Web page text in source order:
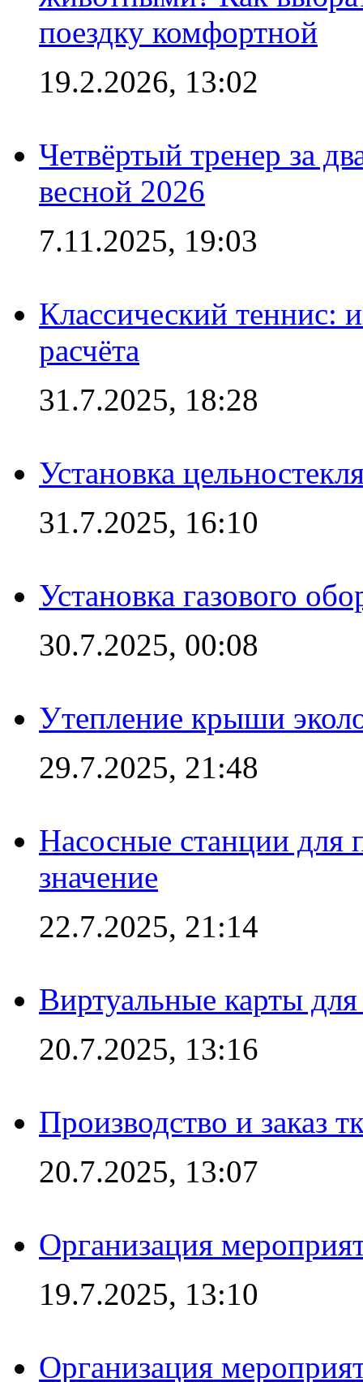
поездку комфортной
19.2.2026, 13:02
Четвёртый тренер за
весной 2026
7.11.2025, 19:03
Классический теннис:
расчёта
31.7.2025, 18:28
Установка
31.7.2025, 16:10
Установка газового
30.7.2025, 00:08
Утепление крыши
29.7.2025, 21:48
Насосные станции для
значение
22.7.2025, 21:14
Виртуальные карты
20.7.2025, 13:16
Производство и заказ
20.7.2025, 13:07
Организация
19.7.2025, 13:10
Организация